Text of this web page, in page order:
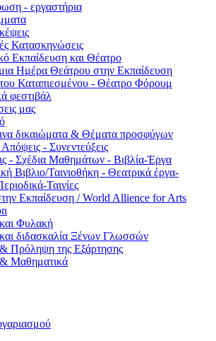
- εργαστήρια
Κατασκηνώσεις
Εκπαίδευση και Θέατρο
Ημέρα Θεάτρου στην Εκπαίδευση
Καταπιεσμένου - Θέατρο Φόρουμ
φεστιβάλ
μας
δικαιώματα & Θέματα προσφύγων
- Συνεντεύξεις
- Σχέδια Μαθημάτων - Βιβλία-Έργα
Βιβλιο/Ταινιοθήκη - Θεατρικά έργα-
Ταινίες
Εκπαίδευση / World Allience for Arts
Φυλακή
διδασκαλία Ξένων Γλωσσών
Πρόληψη της Εξάρτησης
Μαθηματικά